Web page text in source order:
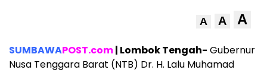
A A A
SUMBAWAPOST.com| Lombok Tengah- Gubernur
Nusa Tenggara Barat (NTB) Dr. H. Lalu Muhamad